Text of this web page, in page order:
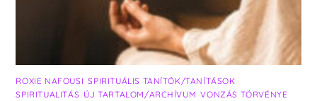
ROXIE NAFOUSI ,SPIRITUÁLIS TANÍTÓK/TANÍTÁSOK
SPIRITUALITÁS ÚJ TARTALOM/ARCHÍVUM ,VONZÁS TÖRVÉNYE